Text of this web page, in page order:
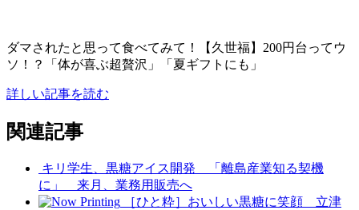
ダマされたと思って食べてみて！【久世福】200円台ってウ
ソ！？「体が喜ぶ超贅沢」「夏ギフトにも」
詳しい記事を読む
関連記事
キリ学生、黒糖アイス開発 「離島産業知る契機
に」 来月、業務用販売へ
［ひと粋］おいしい黒糖に笑顔 立津